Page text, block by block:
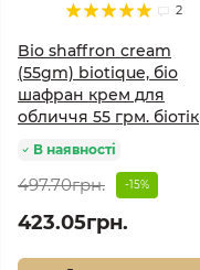
2
Bio shaffron cream
(55gm) biotique, біо
шафран крем для
обличчя 55 грм. біотік
В наявності
497.70грн. -15%
423.05грн.